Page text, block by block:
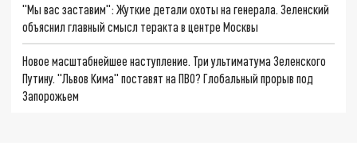
"Мы вас заставим": Жуткие детали охоты на генерала. Зеленский
объяснил главный смысл теракта в центре Москвы
Новое масштабнейшее наступление. Три ультиматума Зеленского
Путину. "Львов Кима" поставят на ПВО? Глобальный прорыв под
Запорожьем